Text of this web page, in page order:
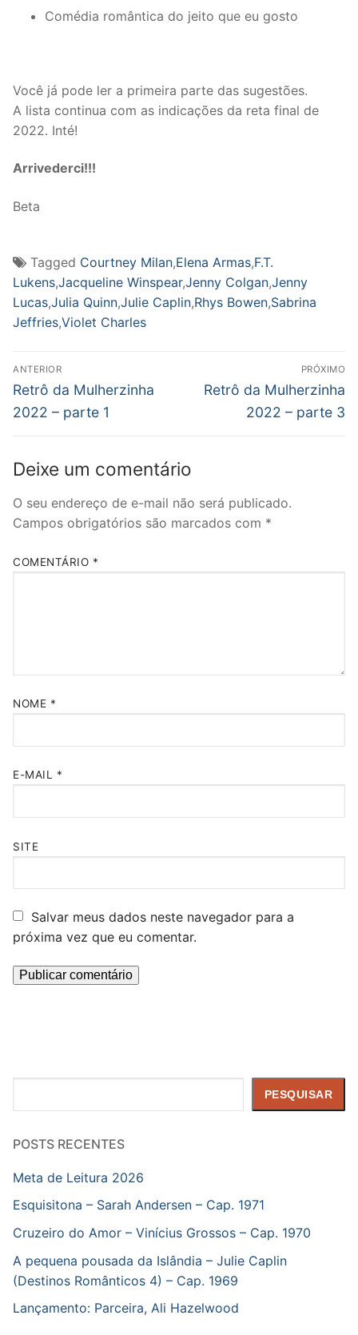
Comédia romântica do jeito que eu gosto
Você já pode ler a primeira parte das sugestões.
A lista continua com as indicações da reta final de
2022. Inté!
Arrivederci!!!
Beta
Tagged Courtney Milan,Elena Armas,F.T.
Lukens,Jacqueline Winspear,Jenny Colgan,Jenny
Lucas,Julia Quinn,Julie Caplin,Rhys Bowen,Sabrina
Jeffries,Violet Charles
Navegação
de
Post
ANTERIOR
Post
anterior:
Retrô da Mulherzinha
2022 – parte 1
PRÓXIMO
Próximo
Retrô da Mulherzinha
2022 – parte 3
Deixe um comentário
O seu endereço de e-mail não será publicado.
Campos obrigatórios são marcados com *
COMENTÁRIO *
NOME *
E-MAIL *
SITE
Salvar meus dados neste navegador para a
próxima vez que eu comentar.
PESQUISAR
POSTS RECENTES
Meta de Leitura 2026
Esquisitona – Sarah Andersen – Cap. 1971
Cruzeiro do Amor – Vinícius Grossos – Cap. 1970
A pequena pousada da Islândia – Julie Caplin
(Destinos Românticos 4) – Cap. 1969
Lançamento: Parceira, Ali Hazelwood